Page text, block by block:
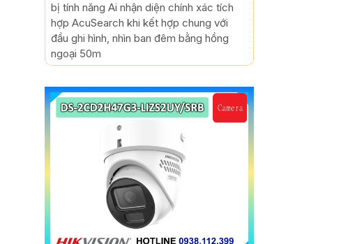
bị tính năng Ai nhận diện chính xác tích
hợp AcuSearch khi kết hợp chung với
đầu ghi hình, nhìn ban đêm bằng hồng
ngoại 50m